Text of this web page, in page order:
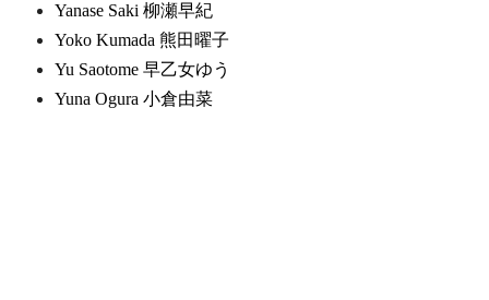
Yanase Saki 柳瀬早紀
Yoko Kumada 熊田曜子
Yu Saotome 早乙女ゆう
Yuna Ogura 小倉由菜